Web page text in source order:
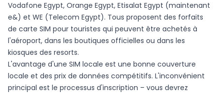
Vodafone Egypt, Orange Egypt, Etisalat Egypt (maintenant
e&) et WE (Telecom Egypt). Tous proposent des forfaits
de carte SIM pour touristes qui peuvent être achetés à
l'aéroport, dans les boutiques officielles ou dans les
kiosques des resorts.
L'avantage d'une SIM locale est une bonne couverture
locale et des prix de données compétitifs. L'inconvénient
principal est le processus d'inscription – vous devrez